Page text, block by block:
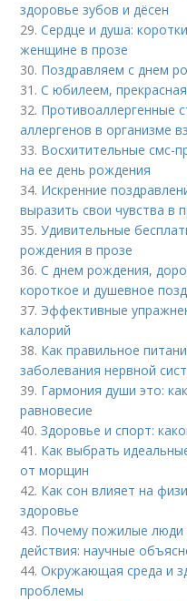
здоровье зубов и дёсен
29.Сердце и душа:
женщине в прозе
30. Поздравляем с днем
31.С юбилеем,
32. Противоаллергенные
аллергенов в организме
33. Восхитительные смс-
на ее день рождения
34. Искренние
выразить свои чувства в
35.Удивительные
рождения в прозе
36.С днем рождения,
короткое и душевное
37. Эффективные
калорий
38. Как правильное
заболевания нервной
39. Гармония души это:
равновесие
40.Здоровье и спорт:
41. Как выбрать
от морщин
42. Как сон влияет на
здоровье
43. Почему пожилые люди
действия: научные
44.Окружающая среда и
проблемы